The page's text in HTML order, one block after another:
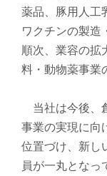
薬品、豚用人工
ワクチンの製造
順次、業容の拡
料・動物薬事業
当社は今後、
事業の実現に向
位置づけ、新し
員が一丸となっ